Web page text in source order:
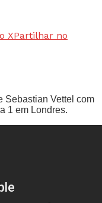
XPartilhar no
Sebastian Vettel com
1 em Londres.